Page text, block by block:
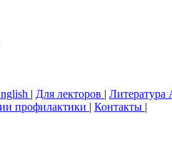
| Для лекторов | Литература
профилактики | Контакты |